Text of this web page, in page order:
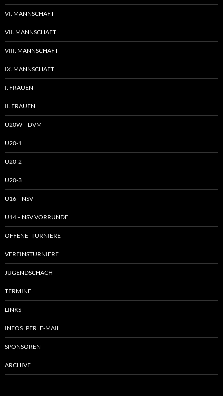
VI. MANNSCHAFT
VII. MANNSCHAFT
VIII. MANNSCHAFT
IX. MANNSCHAFT
I. FRAUEN
II. FRAUEN
U20W – DVM
U20-1
U20-2
U20-3
U16 – NSV
U14 – NSV VORRUNDE
OFFENE TURNIERE
VEREINSTURNIERE
JUGENDSCHACH
TERMINE
LINKS
INFOS PER E-MAIL
SPONSOREN
ARCHIVE